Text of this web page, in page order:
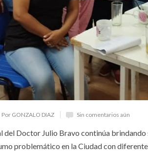
Por GONZALO DIAZ Sin comentarios aún
del Doctor Julio Bravo continúa
problemático en la Ciudad con